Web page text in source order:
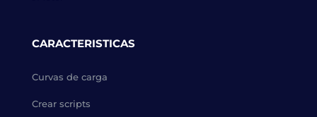
CARACTERISTICAS
Curvas de carga
Crear scripts